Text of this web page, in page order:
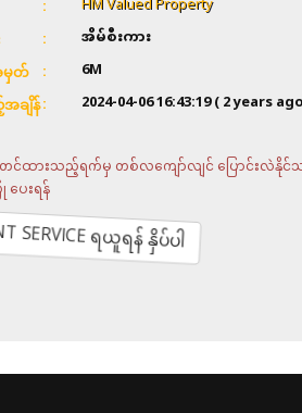
အိမ်စီးကား
မှတ် 6M
ချိန် 2024-04-06 16:43:19( 2 years
တင်ထားသည့်ရက်မှ တစ်လကျော်လျင် ပြောင်းလဲနိုင်သ
ေးရန်
SERVICE ရယူရန် နှိပ်ပါ